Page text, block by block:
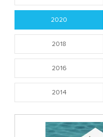
2020
2018
2016
2014